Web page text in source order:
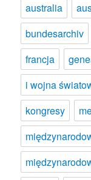
australia
bundesarchiv
francja
i wojna
kongresy